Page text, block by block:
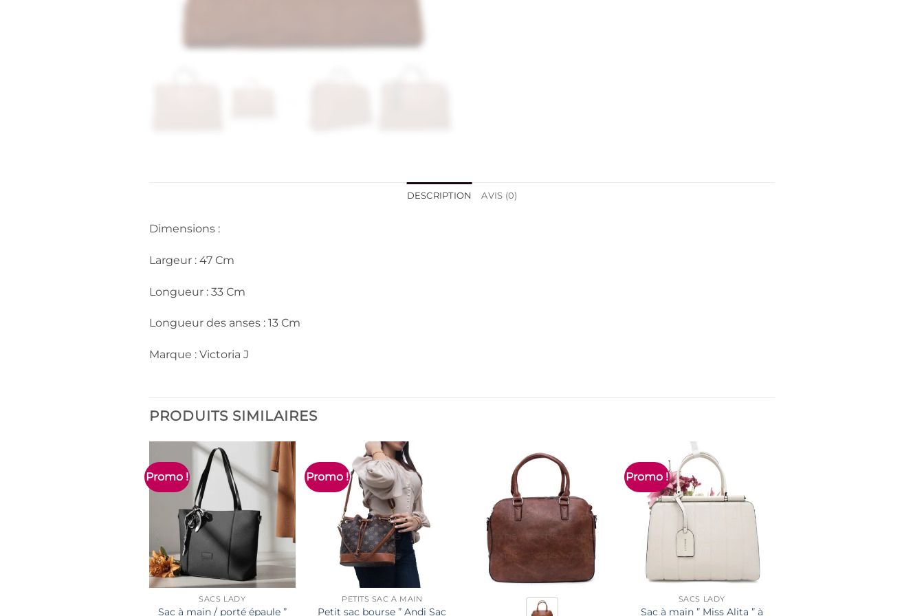
DESCRIPTION AVIS (0)
Dimensions :
Largeur : 47 Cm
Longueur : 33 Cm
Longueur des anses : 13 Cm
Marque : Victoria J
PRODUITS SIMILAIRES
Promo !
SACS LADY
Sac à main / porté épaule ”
Promo !
PETITS SAC À MAIN
Petit sac bourse ” Andi Sac
Promo !
SACS LADY
Sac à main ” Miss Alita ” à